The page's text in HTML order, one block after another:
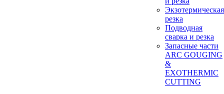
Экзотермическая
резка
Подводная
сварка и резка
Запасные части
ARC GOUGING
&
EXOTHERMIC
CUTTING